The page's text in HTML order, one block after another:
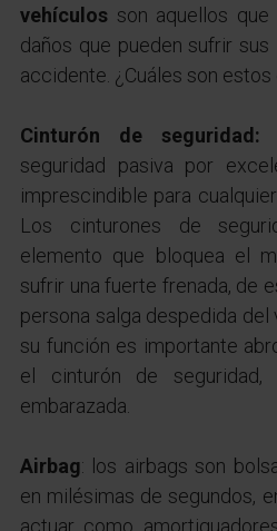
vehículos son aquellos
daños que pueden sufrir
accidente. ¿Cuáles son
Cinturón de seguridad:
seguridad pasiva por
imprescindible para
Los cinturones de
elemento que bloquea el
sufrir una fuerte frenada, de
persona salga despedida del
su función es importante
el cinturón de seguridad,
embarazada.
Airbag: los airbags son
en milésimas de segundos,
actuar como